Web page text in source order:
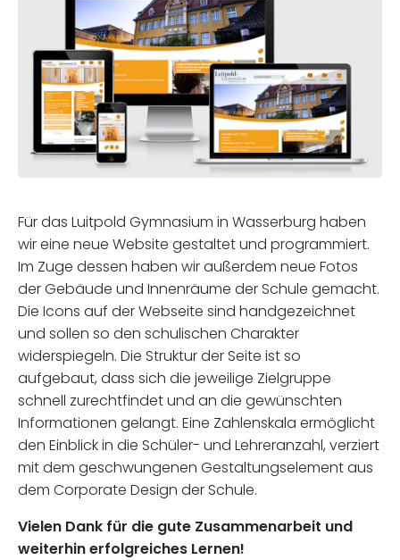
Für das Luitpold Gymnasium in Wasserburg haben
wir eine neue Website gestaltet und programmiert.
Im Zuge dessen haben wir außerdem neue Fotos
der Gebäude und Innenräume der Schule gemacht.
Die Icons auf der Webseite sind handgezeichnet
und sollen so den schulischen Charakter
widerspiegeln. Die Struktur der Seite ist so
aufgebaut, dass sich die jeweilige Zielgruppe
schnell zurechtfindet und an die gewünschten
Informationen gelangt. Eine Zahlenskala ermöglicht
den Einblick in die Schüler- und Lehreranzahl, verziert
mit dem geschwungenen Gestaltungselement aus
dem Corporate Design der Schule.
Vielen Dank für die gute Zusammenarbeit und
weiterhin erfolgreiches Lernen!